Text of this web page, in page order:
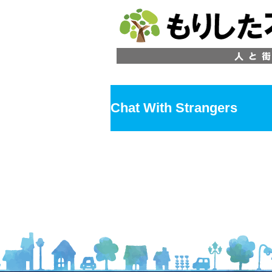
Chat With Strangers